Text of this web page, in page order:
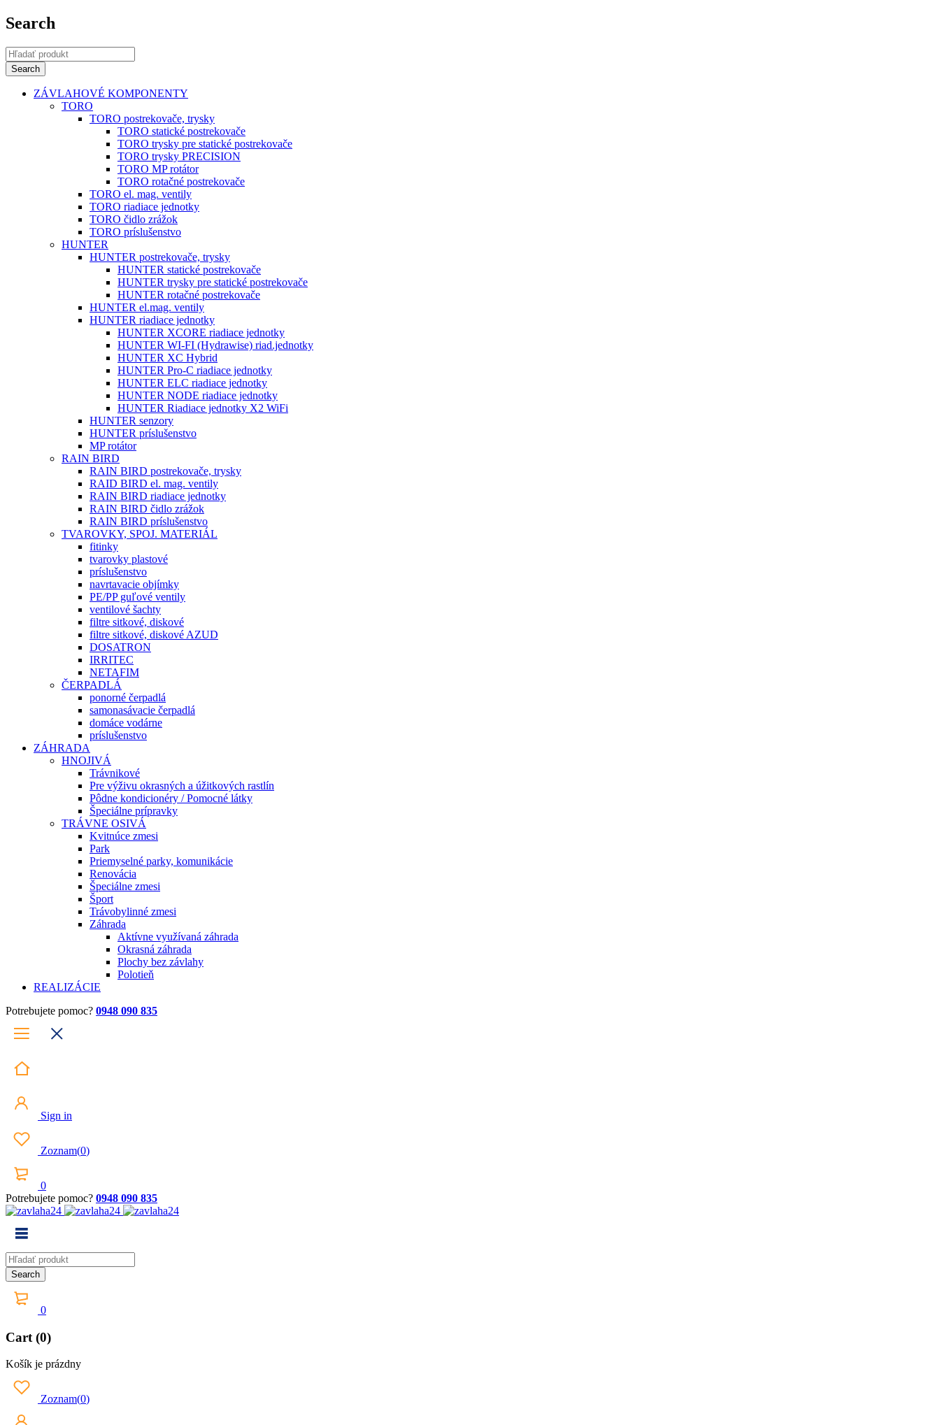
Search
ZÁVLAHOVÉ KOMPONENTY
TORO
TORO postrekovače, trysky
TORO statické postrekovače
TORO trysky pre statické postrekovače
TORO trysky PRECISION
TORO MP rotátor
TORO rotačné postrekovače
TORO el. mag. ventily
TORO riadiace jednotky
TORO čidlo zrážok
TORO príslušenstvo
HUNTER
HUNTER postrekovače, trysky
HUNTER statické postrekovače
HUNTER trysky pre statické postrekovače
HUNTER rotačné postrekovače
HUNTER el.mag. ventily
HUNTER riadiace jednotky
HUNTER XCORE riadiace jednotky
HUNTER WI-FI (Hydrawise) riad.jednotky
HUNTER XC Hybrid
HUNTER Pro-C riadiace jednotky
HUNTER ELC riadiace jednotky
HUNTER NODE riadiace jednotky
HUNTER Riadiace jednotky X2 WiFi
HUNTER senzory
HUNTER príslušenstvo
MP rotátor
RAIN BIRD
RAIN BIRD postrekovače, trysky
RAID BIRD el. mag. ventily
RAIN BIRD riadiace jednotky
RAIN BIRD čidlo zrážok
RAIN BIRD príslušenstvo
TVAROVKY, SPOJ. MATERIÁL
fitinky
tvarovky plastové
príslušenstvo
navrtavacie objímky
PE/PP guľové ventily
ventilové šachty
filtre sitkové, diskové
filtre sitkové, diskové AZUD
DOSATRON
IRRITEC
NETAFIM
ČERPADLÁ
ponorné čerpadlá
samonasávacie čerpadlá
domáce vodárne
príslušenstvo
ZÁHRADA
HNOJIVÁ
Trávnikové
Pre výživu okrasných a úžitkových rastlín
Pôdne kondicionéry / Pomocné látky
Špeciálne prípravky
TRÁVNE OSIVÁ
Kvitnúce zmesi
Park
Priemyselné parky, komunikácie
Renovácia
Špeciálne zmesi
Šport
Trávobylinné zmesi
Záhrada
Aktívne využívaná záhrada
Okrasná záhrada
Plochy bez závlahy
Polotieň
REALIZÁCIE
Potrebujete pomoc? 0948 090 835
Sign in
Zoznam(0)
0
Potrebujete pomoc? 0948 090 835
0
Cart (0)
Košík je prázdny
Zoznam(0)